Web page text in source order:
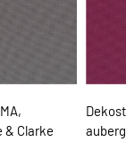
& Clarke